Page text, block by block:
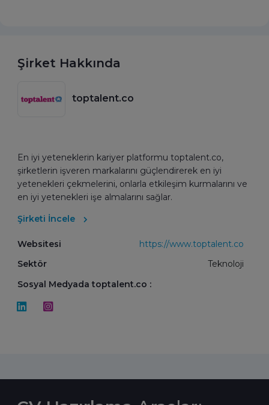
Şirket Hakkında
toptalent.co
En iyi yeteneklerin kariyer platformu toptalent.co,
şirketlerin işveren markalarını güçlendirerek en iyi
yetenekleri çekmelerini, onlarla etkileşim kurmalarını ve
en iyi yetenekleri işe almalarını sağlar.
Şirketi İncele
Websitesi
https://www.toptalent.co
Sektör
Teknoloji
Sosyal Medyada toptalent.co :